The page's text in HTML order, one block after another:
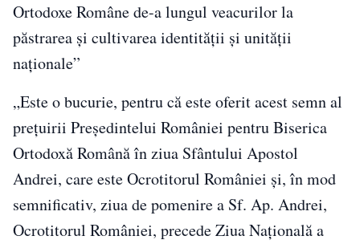
Ortodoxe Române de-a lungul veacurilor la
păstrarea și cultivarea identității și unității
naționale”
„Este o bucurie, pentru că este oferit acest semn al
prețuirii Președintelui României pentru Biserica
Ortodoxă Română în ziua Sfântului Apostol
Andrei, care este Ocrotitorul României și, în mod
semnificativ, ziua de pomenire a Sf. Ap. Andrei,
Ocrotitorul României, precede Ziua Națională a